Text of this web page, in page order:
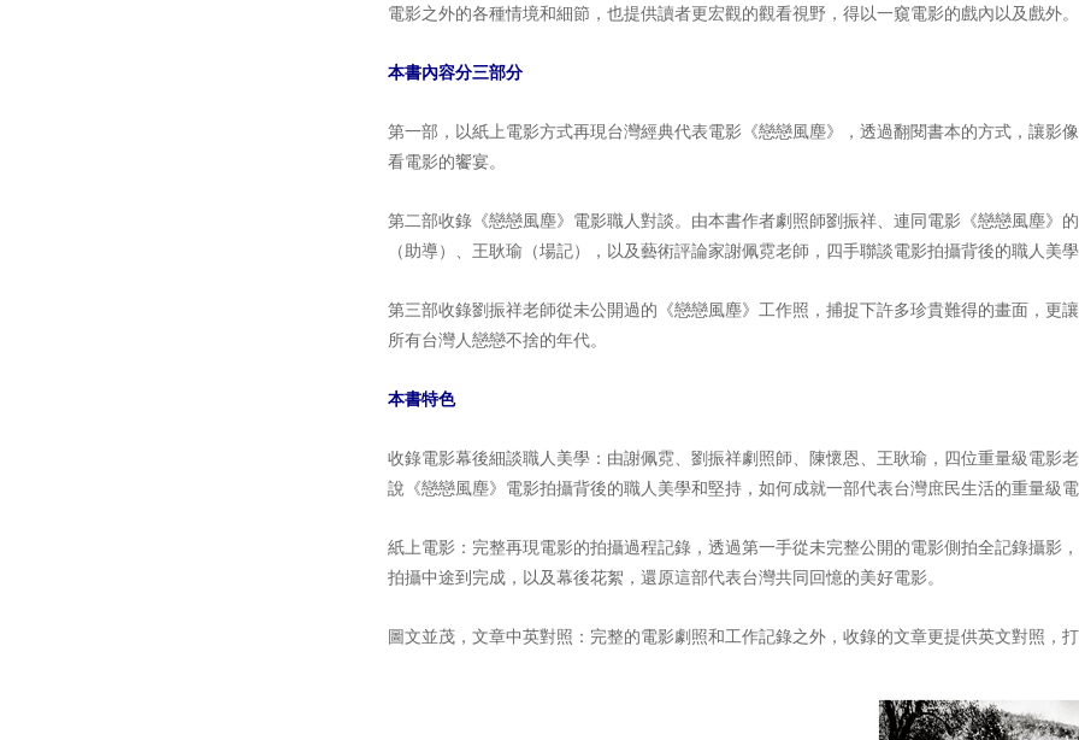
電影之外的各種情境和細節，也提供讀者更宏觀的觀看視野，得以一窺電影的戲內以及戲外。
本書內容分三部分
第一部，以紙上電影方式再現台灣經典代表電影《戀戀風塵》，透過翻閱書本的方式，讓影
看電影的饗宴。
第二部收錄《戀戀風塵》電影職人對談。由本書作者劇照師劉振祥、連同電影《戀戀風塵》
（助導）、王耿瑜（場記），以及藝術評論家謝佩霓老師，四手聯談電影拍攝背後的職人美
第三部收錄劉振祥老師從未公開過的《戀戀風塵》工作照，捕捉下許多珍貴難得的畫面，更
所有台灣人戀戀不捨的年代。
本書特色
收錄電影幕後細談職人美學：由謝佩霓、劉振祥劇照師、陳懷恩、王耿瑜，四位重量級電影
說《戀戀風塵》電影拍攝背後的職人美學和堅持，如何成就一部代表台灣庶民生活的重量級
紙上電影：完整再現電影的拍攝過程記錄，透過第一手從未完整公開的電影側拍全記錄攝影
拍攝中途到完成，以及幕後花絮，還原這部代表台灣共同回憶的美好電影。
圖文並茂，文章中英對照：完整的電影劇照和工作記錄之外，收錄的文章更提供英文對照，